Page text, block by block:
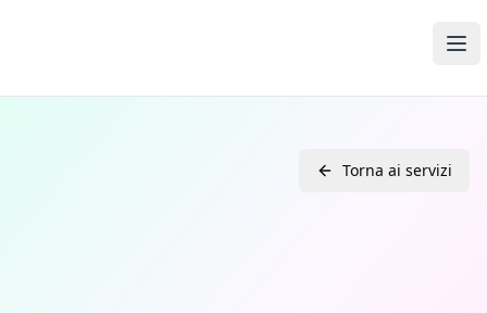
Torna ai servizi